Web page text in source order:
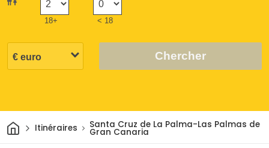
18+ < 18
Chercher
Maison
Itinéraires Santa Cruz de La Palma-Las Palmas de
Gran Canaria